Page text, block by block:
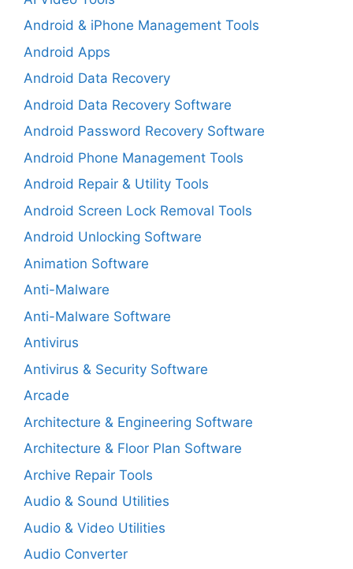
Android & iPhone Management Tools
Android Apps
Android Data Recovery
Android Data Recovery Software
Android Password Recovery Software
Android Phone Management Tools
Android Repair & Utility Tools
Android Screen Lock Removal Tools
Android Unlocking Software
Animation Software
Anti-Malware
Anti-Malware Software
Antivirus
Antivirus & Security Software
Arcade
Architecture & Engineering Software
Architecture & Floor Plan Software
Archive Repair Tools
Audio & Sound Utilities
Audio & Video Utilities
Audio Converter